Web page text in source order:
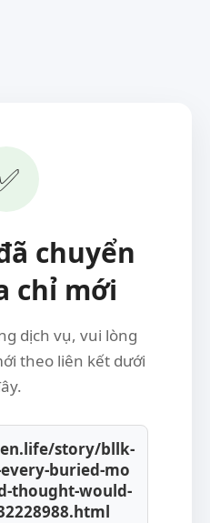
chuyển
chỉ mới
dịch vụ, vui lòng
theo liên kết dưới
story/bllk-
buried-mo
thought-would-